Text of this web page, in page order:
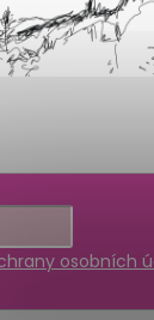
osobních